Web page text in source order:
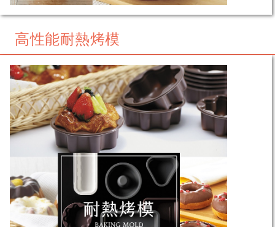
高性能耐熱烤模